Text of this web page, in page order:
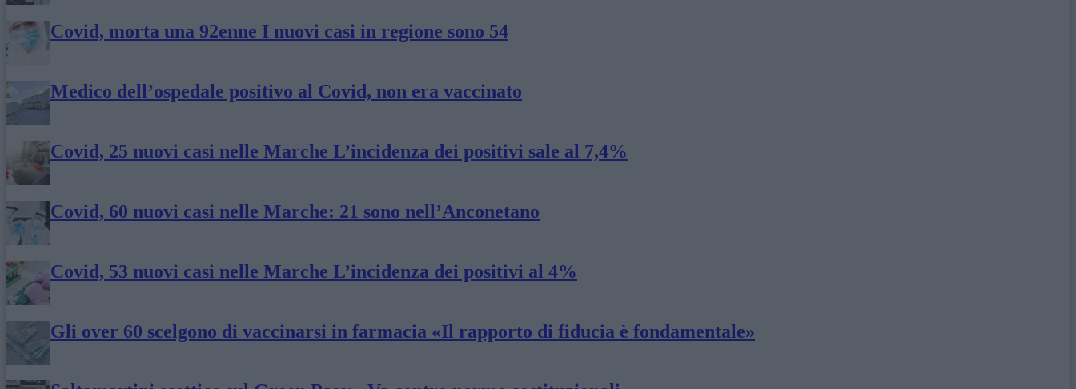
Covid, morta una 92enne I nuovi casi in regione sono 54
Medico dell’ospedale positivo al Covid, non era vaccinato
Covid, 25 nuovi casi nelle Marche L’incidenza dei positivi sale al 7,4%
Covid, 60 nuovi casi nelle Marche: 21 sono nell’Anconetano
Covid, 53 nuovi casi nelle Marche L’incidenza dei positivi al 4%
Gli over 60 scelgono di vaccinarsi in farmacia «Il rapporto di fiducia è fondamentale»